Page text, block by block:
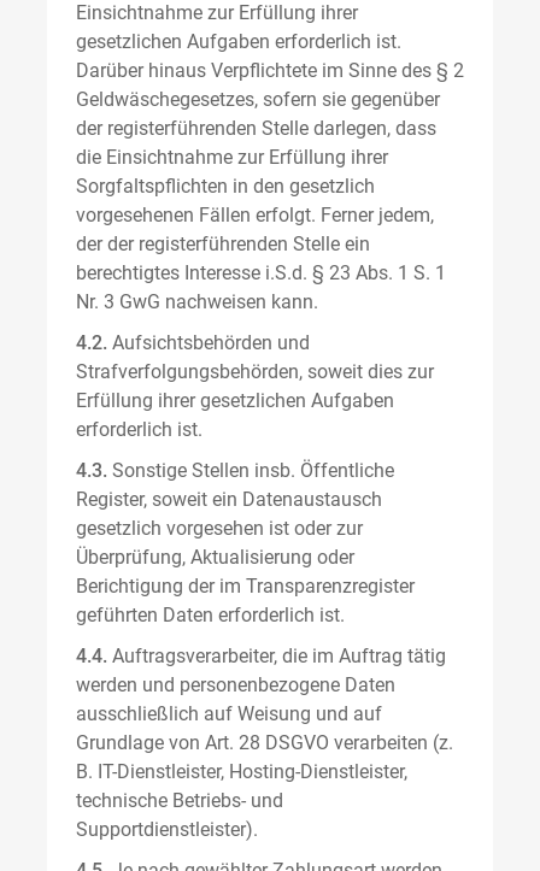
Einsichtnahme zur Erfüllung ihrer
gesetzlichen Aufgaben erforderlich ist.
Darüber hinaus Verpflichtete im Sinne des § 2
Geldwäschegesetzes, sofern sie gegenüber
der registerführenden Stelle darlegen, dass
die Einsichtnahme zur Erfüllung ihrer
Sorgfaltspflichten in den gesetzlich
vorgesehenen Fällen erfolgt. Ferner jedem,
der der registerführenden Stelle ein
berechtigtes Interesse i.S.d. § 23 Abs. 1 S. 1
Nr. 3 GwG nachweisen kann.
4.2. Aufsichtsbehörden und
Strafverfolgungsbehörden, soweit dies zur
Erfüllung ihrer gesetzlichen Aufgaben
erforderlich ist.
4.3. Sonstige Stellen insb. Öffentliche
Register, soweit ein Datenaustausch
gesetzlich vorgesehen ist oder zur
Überprüfung, Aktualisierung oder
Berichtigung der im Transparenzregister
geführten Daten erforderlich ist.
4.4. Auftragsverarbeiter, die im Auftrag tätig
werden und personenbezogene Daten
ausschließlich auf Weisung und auf
Grundlage von Art. 28 DSGVO verarbeiten (z.
B. IT-Dienstleister, Hosting-Dienstleister,
technische Betriebs- und
Supportdienstleister).